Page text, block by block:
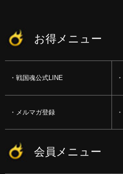
お得メニュー
戦国魂公式LINE
メルマガ登録
会員メニュー